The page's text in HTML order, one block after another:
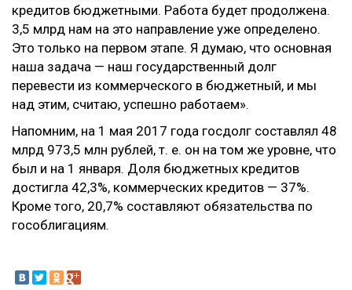
кредитов бюджетными. Работа будет продолжена.
3,5 млрд нам на это направление уже определено.
Это только на первом этапе. Я думаю, что основная
наша задача — наш государственный долг
перевести из коммерческого в бюджетный, и мы
над этим, считаю, успешно работаем».
Напомним, на 1 мая 2017 года госдолг составлял 48
млрд 973,5 млн рублей, т. е. он на том же уровне, что
был и на 1 января. Доля бюджетных кредитов
достигла 42,3%, коммерческих кредитов — 37%.
Кроме того, 20,7% составляют обязательства по
гособлигациям.